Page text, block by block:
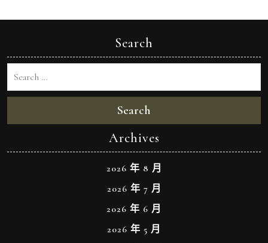
Search
Search
Archives
2026 年 8 月
2026 年 7 月
2026 年 6 月
2026 年 5 月